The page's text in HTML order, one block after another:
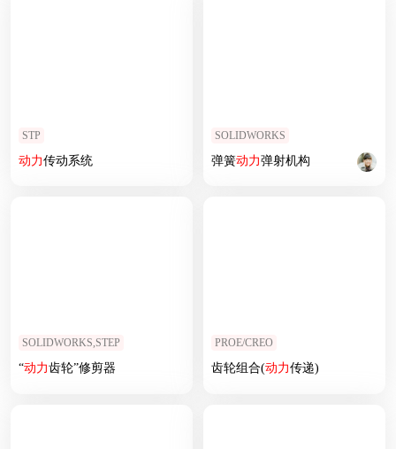
STP
动力传动系统
SOLIDWORKS
弹簧动力弹射机构
SOLIDWORKS,STEP
“动力齿轮”修剪器
PROE/CREO
齿轮组合(动力传递)